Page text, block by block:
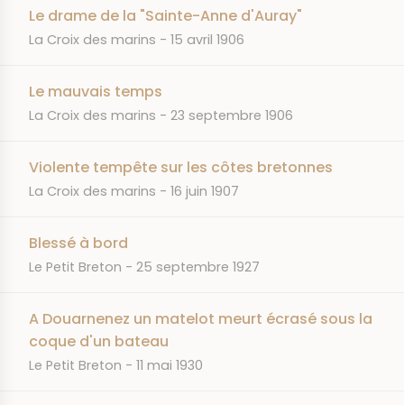
Le drame de la "Sainte-Anne d'Auray"
JOURNAL
La Croix des marins DATE
15 avril 1906
Le mauvais temps
JOURNAL
La Croix des marins DATE
23 septembre 1906
Violente tempête sur les côtes bretonnes
JOURNAL
La Croix des marins DATE
16 juin 1907
Blessé à bord
JOURNAL
Le Petit Breton DATE
25 septembre 1927
A Douarnenez un matelot meurt écrasé sous la
coque d'un bateau
JOURNAL
Le Petit Breton DATE
11 mai 1930